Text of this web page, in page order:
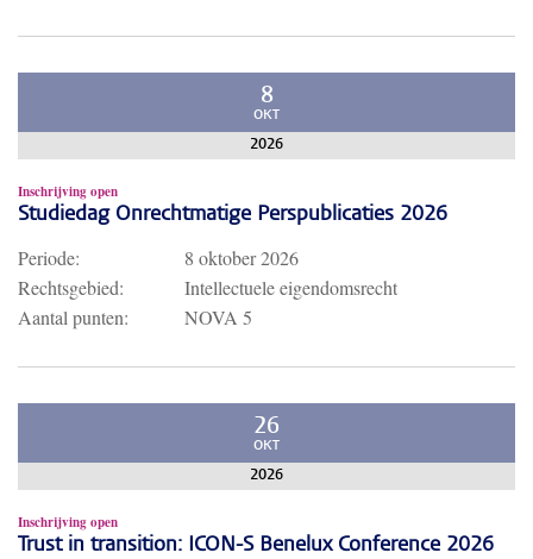
8
OKT
2026
Inschrijving open
Studiedag Onrechtmatige Perspublicaties 2026
Periode:
8 oktober 2026
Rechtsgebied:
Intellectuele eigendomsrecht
Aantal punten:
NOVA 5
26
OKT
2026
Inschrijving open
Trust in transition: ICON-S Benelux Conference 2026